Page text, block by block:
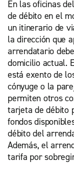
En las oficinas
de débito en el
un itinerario de
la dirección que
arrendatario
domicilio actual.
está exento de
cónyuge o la
permiten otros
tarjeta de débito
fondos
débito del
Además, el
tarifa por